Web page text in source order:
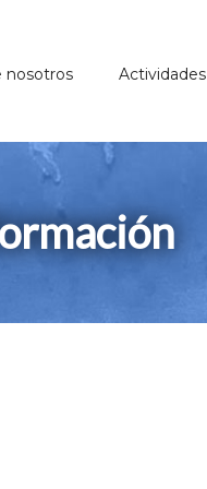
nosotros Actividades